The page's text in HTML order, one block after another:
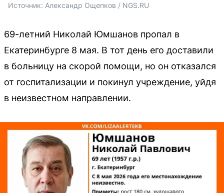
Источник: Александр Ощепков / NGS.RU
69-летний Николай Юмшанов пропал в
Екатеринбурге 8 мая. В тот день его доставили
в больницу на скорой помощи, но он отказался
от госпитализации и покинул учреждение, уйдя
в неизвестном направлении.